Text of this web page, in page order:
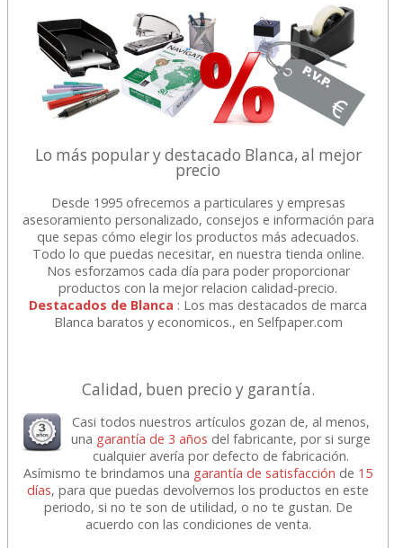
Lo más popular y destacado Blanca, al mejor
precio
Desde 1995 ofrecemos a particulares y empresas
asesoramiento personalizado, consejos e información para
que sepas cómo elegir los productos más adecuados.
Todo lo que puedas necesitar, en nuestra tienda online.
Nos esforzamos cada día para poder proporcionar
productos con la mejor relacion calidad-precio.
Destacados de Blanca : Los mas destacados de marca
Blanca baratos y economicos., en Selfpaper.com
Calidad, buen precio y garantía.
Casi todos nuestros artículos gozan de, al menos,
una garantía de 3 años del fabricante, por si surge
cualquier avería por defecto de fabricación.
Asímismo te brindamos una garantía de satisfacción de 15
días, para que puedas devolvernos los productos en este
periodo, si no te son de utilidad, o no te gustan. De
acuerdo con las condiciones de venta.